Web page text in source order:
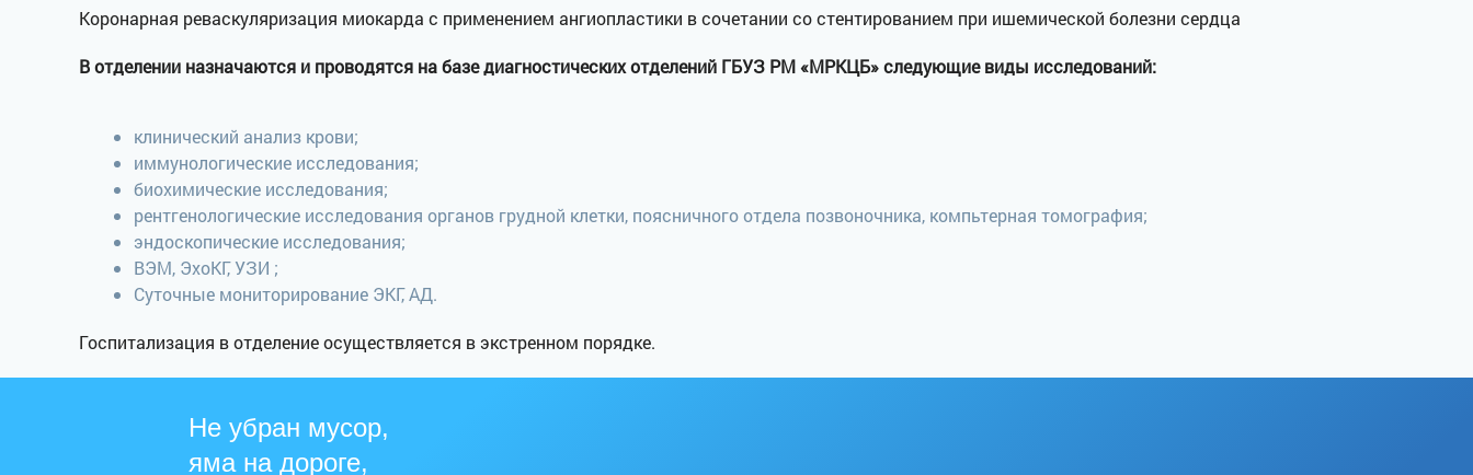
Коронарная реваскуляризация миокарда с применением ангиопластики в сочетании со стентированием при ишемической болезни сердца
В отделении назначаются и проводятся на базе диагностических отделений ГБУЗ РМ «МРКЦБ» следующие виды исследований:
клинический анализ крови;
иммунологические исследования;
биохимические исследования;
рентгенологические исследования органов грудной клетки, поясничного отдела позвоночника, компьтерная томография;
эндоскопические исследования;
ВЭМ, ЭхоКГ, УЗИ ;
Суточные мониторирование ЭКГ, АД.
Госпитализация в отделение осуществляется в экстренном порядке.
Не убран мусор,
яма на дороге,